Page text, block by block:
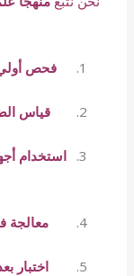
فحص
قياس
استخدام
معالجة
اختبار